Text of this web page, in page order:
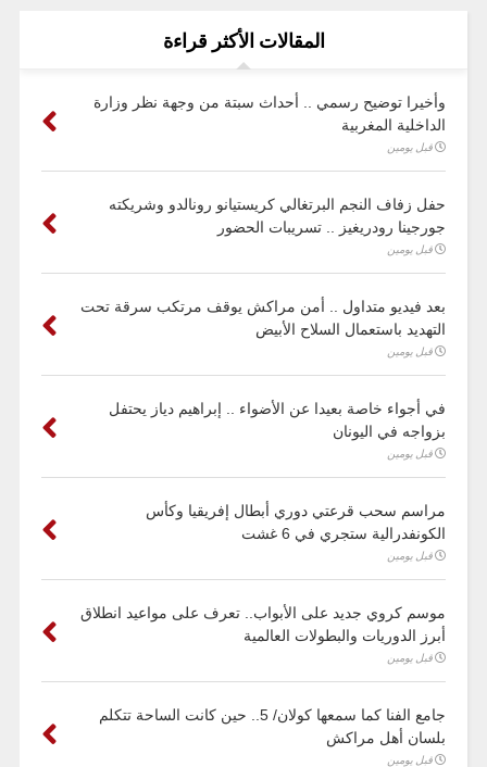
المقالات الأكثر قراءة
وأخيرا توضيح رسمي .. أحداث سبتة من وجهة نظر وزارة
الداخلية المغربية
قبل يومين
حفل زفاف النجم البرتغالي كريستيانو رونالدو وشريكته
جورجينا رودريغيز .. تسريبات الحضور
قبل يومين
بعد فيديو متداول .. أمن مراكش يوقف مرتكب سرقة تحت
التهديد باستعمال السلاح الأبيض
قبل يومين
في أجواء خاصة بعيدا عن الأضواء .. إبراهيم دياز يحتفل
بزواجه في اليونان
قبل يومين
مراسم سحب قرعتي دوري أبطال إفريقيا وكأس
الكونفدرالية ستجري في 6 غشت
قبل يومين
موسم كروي جديد على الأبواب.. تعرف على مواعيد انطلاق
أبرز الدوريات والبطولات العالمية
قبل يومين
جامع الفنا كما سمعها كولان/ 5.. حين كانت الساحة تتكلم
بلسان أهل مراكش
قبل يومين